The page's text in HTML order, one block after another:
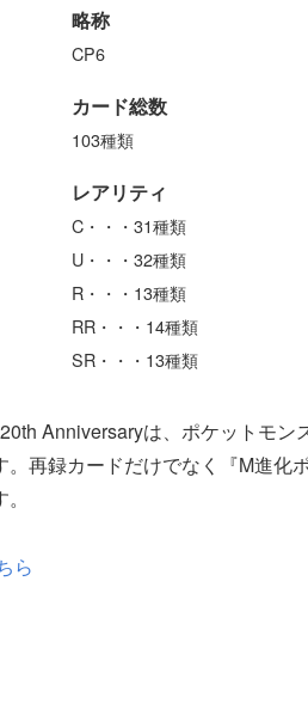
略称
CP6
カード総数
103種類
レアリティ
C・・・31種類
U・・・32種類
R・・・13種類
RR・・・14種類
SR・・・13種類
Anniversaryは、ポケットモン
再録カードだけでなく『M進化
ら